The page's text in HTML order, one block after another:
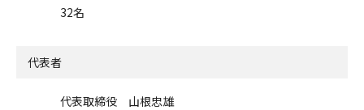
32名
代表者
代表取締役 山根忠雄